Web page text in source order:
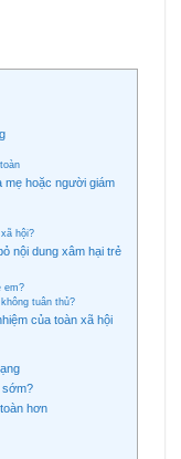
mẹ hoặc người giám
hội?
nội dung xâm hại trẻ
em?
tuân thủ?
của toàn xã hội
sớm?
hơn